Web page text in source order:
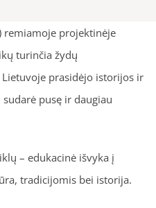
remiamoje projektinėje
turinčia žydų
prasidėjo istorijos ir
pusę ir daugiau
– edukacinė išvyka į
tradicijomis bei istorija.